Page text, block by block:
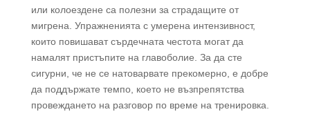
или колоездене са полезни за страдащите от
мигрена. Упражненията с умерена интензивност,
които повишават сърдечната честота могат да
намалят пристъпите на главоболие. За да сте
сигурни, че не се натоварвате прекомерно, е добре
да поддържате темпо, което не възпрепятства
провеждането на разговор по време на тренировка.